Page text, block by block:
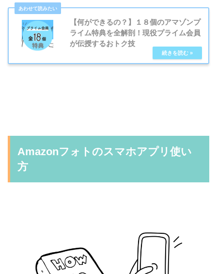
【何ができるの？】１８個のアマゾンプ
ライム特典を全解剖！現役プライム会員
が伝授するおトク技
Amazonフォトのスマホアプリ使い
方